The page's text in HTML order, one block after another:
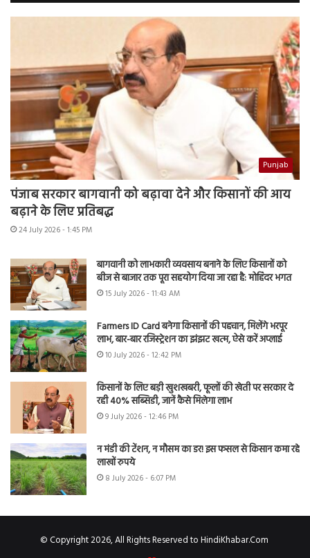
Punjab
पंजाब सरकार बागवानी को बढ़ावा देने और किसानों की आय
बढ़ाने के लिए प्रतिबद्ध
24 July 2026 - 1:45 PM
बागवानी को लाभकारी व्यवसाय बनाने के लिए किसानों को
बीज से बाजार तक पूरा सहयोग दिया जा रहा है: मोहिंदर भगत
15 July 2026 - 11:43 AM
Farmers ID Card बनेगा किसानों की पहचान, मिलेंगे भरपूर
लाभ, बार-बार रजिस्ट्रेशन का झंझट खत्म, ऐसे करें अप्लाई
10 July 2026 - 12:42 PM
किसानों के लिए बड़ी खुशखबरी, फूलों की खेती पर सरकार दे
रही 40% सब्सिडी, जानें कैसे मिलेगा लाभ
9 July 2026 - 12:46 PM
न मंडी की टेंशन, न मौसम का डर! इस फसल से किसान कमा रहे
लाखों रुपये
8 July 2026 - 6:07 PM
© Copyright 2026, All Rights Reserved to HindiKhabar.Com